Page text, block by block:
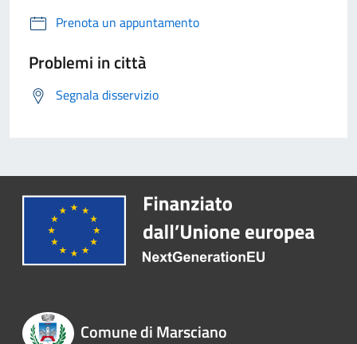
Prenota un appuntamento
Problemi in città
Segnala disservizio
Comune di Marsciano